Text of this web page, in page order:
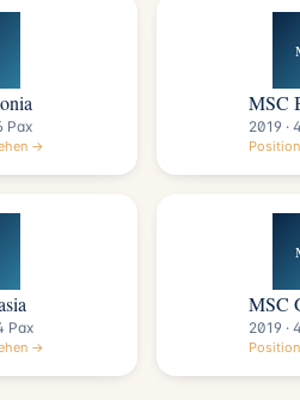
Pax
→
MSC
2019 ·
Pax
→
MSC
2019 ·